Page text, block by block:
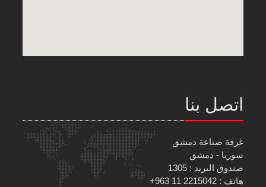
اتصل بنا
غرفة صناعة دمشق
سوريا - دمشق
صندوق البريد : 1305
هاتف : 2215042 11 963+